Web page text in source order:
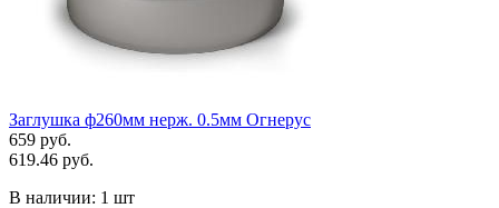
Заглушка ф260мм нерж. 0.5мм Огнерус
659 руб.
619.46 руб.
В наличии: 1 шт